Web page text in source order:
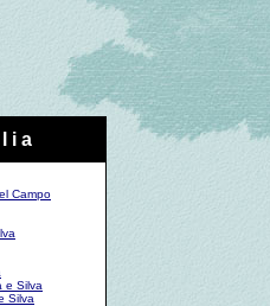
i a
Campo
e Silva
Silva